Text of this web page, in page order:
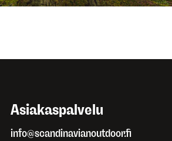
Asiakaspalvelu
info@scandinavianoutdoor.fi